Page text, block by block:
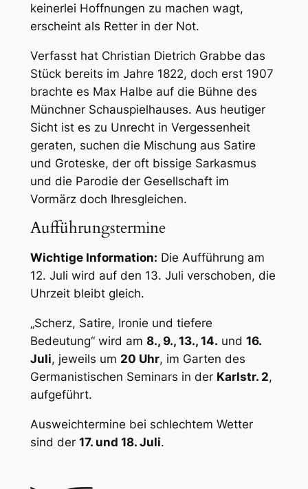
keinerlei Hoffnungen zu machen wagt,
erscheint als Retter in der Not.
Verfasst hat Christian Dietrich Grabbe das
Stück bereits im Jahre 1822, doch erst 1907
brachte es Max Halbe auf die Bühne des
Münchner Schauspielhauses. Aus heutiger
Sicht ist es zu Unrecht in Vergessenheit
geraten, suchen die Mischung aus Satire
und Groteske, der oft bissige Sarkasmus
und die Parodie der Gesellschaft im
Vormärz doch Ihresgleichen.
Aufführungstermine
Wichtige Information: Die Aufführung am
12. Juli wird auf den 13. Juli verschoben, die
Uhrzeit bleibt gleich.
„Scherz, Satire, Ironie und tiefere
Bedeutung“ wird am 8., 9., 13., 14. und 16.
Juli, jeweils um 20 Uhr, im Garten des
Germanistischen Seminars in der Karlstr. 2,
aufgeführt.
Ausweichtermine bei schlechtem Wetter
sind der 17. und 18. Juli.